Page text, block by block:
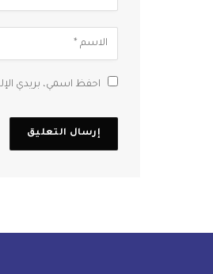
احفظ اسمي، بريدي